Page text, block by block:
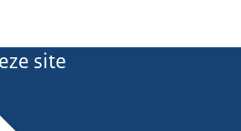
site